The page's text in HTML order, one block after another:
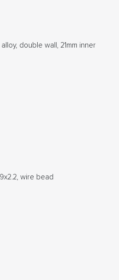
double wall, 21mm inner
wire bead